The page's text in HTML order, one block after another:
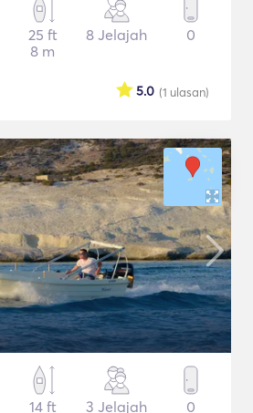
25 ft
8 m
8 Jelajah 0
(1 ulasan)
5.0
14 ft
3 Jelajah 0